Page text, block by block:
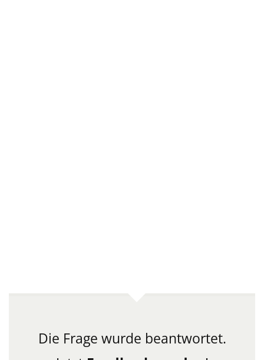
Die Frage wurde beantwortet.